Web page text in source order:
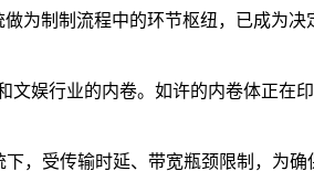
制制流程中的环节枢纽，已成为决
娱行业的内卷。如许的内卷体正在
受传输时延、带宽瓶颈限制，为确